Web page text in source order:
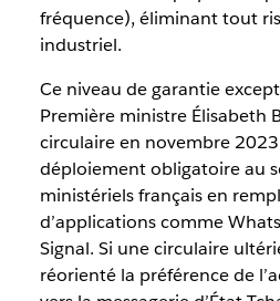
fréquence), éliminant tout
industriel.
Ce niveau de garantie
Première ministre Élisabeth
circulaire en novembre
déploiement obligatoire au
ministériels français en
d’applications comme
Signal. Si une circulaire
réorienté la préférence de